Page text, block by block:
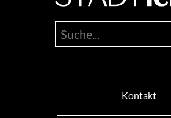
Kontakt